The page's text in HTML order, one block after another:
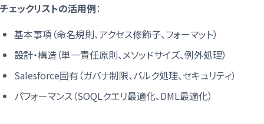
チェックリストの活用例：
基本事項（命名規則、アクセス修飾子、フォーマット）
設計・構造（単一責任原則、メソッドサイズ、例外処理）
Salesforce固有（ガバナ制限、バルク処理、セキュリティ）
パフォーマンス（SOQLクエリ最適化、DML最適化）